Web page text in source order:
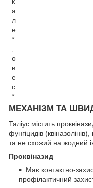
а
л
е
*
о
в
е
с
*
МЕХАНІЗМ ТА
Таліус містить
фунгіцидів
та не схожий на жодний
Проквіназид
Має контактно-
профілактичний